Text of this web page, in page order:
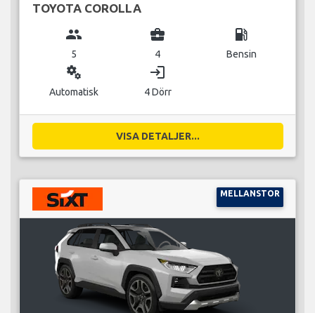
TOYOTA COROLLA
group
5
business_center
4
local_gas_station
Bensin
miscellaneous_services
Automatisk
login
4 Dörr
VISA DETALJER...
MELLANSTOR